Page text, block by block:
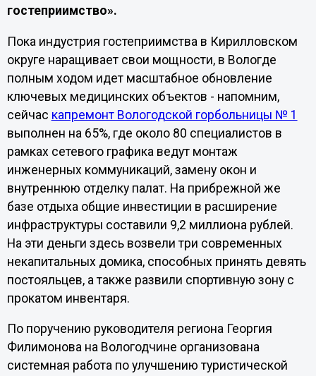
гостеприимство».
Пока индустрия гостеприимства в Кирилловском
округе наращивает свои мощности, в Вологде
полным ходом идет масштабное обновление
ключевых медицинских объектов - напомним,
сейчас капремонт Вологодской горбольницы № 1
выполнен на 65%, где около 80 специалистов в
рамках сетевого графика ведут монтаж
инженерных коммуникаций, замену окон и
внутреннюю отделку палат. На прибрежной же
базе отдыха общие инвестиции в расширение
инфраструктуры составили 9,2 миллиона рублей.
На эти деньги здесь возвели три современных
некапитальных домика, способных принять девять
постояльцев, а также развили спортивную зону с
прокатом инвентаря.
По поручению руководителя региона Георгия
Филимонова на Вологодчине организована
системная работа по улучшению туристической